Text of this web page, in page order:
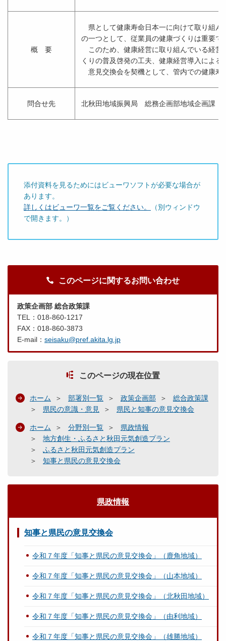
概 要
県として健康寿命日本一に向けて取り組ん
の一つとして、従業員の健康づくりは重要
このため、健康経営に取り組んでいる経営
くりの普及啓発の工夫、健康経営導入によ
意見交換会を契機として、管内での健康寿
問合せ先 北秋田地域振興局 総務企画部地域企画課
添付資料を見るためにはビューワソフトが必要な場合が
あります。
詳しくはビューワ一覧をご覧ください。
（別ウィンドウ
で開きます。）
このページに関するお問い合わせ
政策企画部 総合政策課
TEL：018-860-1217
FAX：018-860-3873
E-mail： seisaku@pref.akita.lg.jp
このページの現在位置
ホーム 部署別一覧 政策企画部
総合政策課
県民の意識・意見
県民と知事の意見交換会
ホーム 分野別一覧
県政情報
地方創生・ふるさと秋田元気創造プラン
ふるさと秋田元気創造プラン
知事と県民の意見交換会
県政情報
知事と県民の意見交換会
令和７年度「知事と県民の意見交換会」（鹿角地域）
令和７年度「知事と県民の意見交換会」（山本地域）
令和７年度「知事と県民の意見交換会」（北秋田地域）
令和７年度「知事と県民の意見交換会」（由利地域）
令和７年度「知事と県民の意見交換会」（雄勝地域）